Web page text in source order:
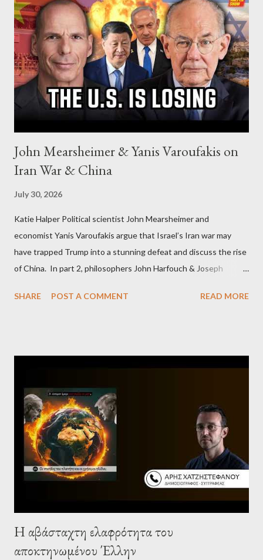
John Mearsheimer & Yanis Varoufakis on
Iran War & China
July 30, 2026
Katie Halper Political scientist John Mearsheimer and
economist Yanis Varoufakis argue that Israel’s Iran war may
have trapped Trump into a stunning defeat and discuss the rise
of China. In part 2, philosophers John Harfouch & Joseph
Israel, and explore the work of diplomat & scholar Fayez Sayegh,
SHARE POST A COMMENT READ MORE
Η αβάσταχτη ελαφρότητα του
αποκτηνωμένου Έλλην